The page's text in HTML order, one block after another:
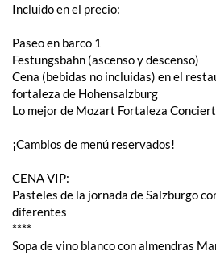
Incluido en el precio:
Paseo en barco 1
Festungsbahn (ascenso y descenso)
Cena (bebidas no incluidas) en el
fortaleza de Hohensalzburg
Lo mejor de Mozart Fortaleza
¡Cambios de menú reservados!
CENA VIP:
Pasteles de la jornada de Salzburgo
diferentes
****
Sopa de vino blanco con almendras